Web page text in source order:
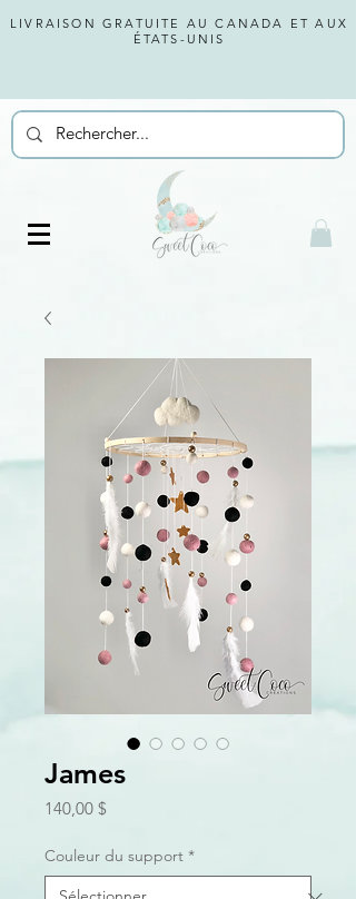
LIVRAISON GRATUITE AU CANADA ET AUX
ÉTATS-UNIS
James
140,00 $
Couleur du support *